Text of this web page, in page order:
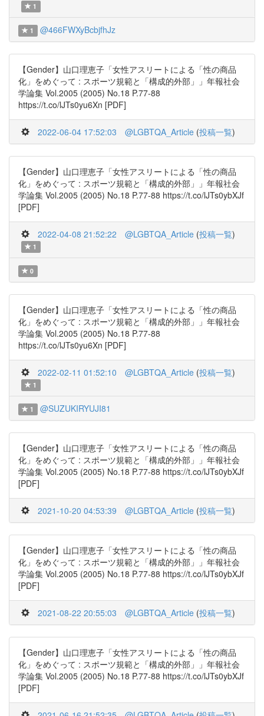
1
1 @466FWXyBcbjfhJz
【Gender】山口理恵子「女性アスリートによる「性の商品
化」をめぐって : スポーツ規範と「構成的外部」」年報社会
学論集 Vol.2005 (2005) No.18 P.77-88
https://t.co/lJTs0yu6Xn [PDF]
2022-06-04 17:52:03 @LGBTQA_Article (投稿一覧)
【Gender】山口理恵子「女性アスリートによる「性の商品
化」をめぐって : スポーツ規範と「構成的外部」」年報社会
学論集 Vol.2005 (2005) No.18 P.77-88 https://t.co/lJTs0ybXJf
[PDF]
2022-04-08 21:52:22 @LGBTQA_Article (投稿一覧)
1
0
【Gender】山口理恵子「女性アスリートによる「性の商品
化」をめぐって : スポーツ規範と「構成的外部」」年報社会
学論集 Vol.2005 (2005) No.18 P.77-88
https://t.co/lJTs0yu6Xn [PDF]
2022-02-11 01:52:10 @LGBTQA_Article (投稿一覧)
1
1 @SUZUKIRYUJI81
【Gender】山口理恵子「女性アスリートによる「性の商品
化」をめぐって : スポーツ規範と「構成的外部」」年報社会
学論集 Vol.2005 (2005) No.18 P.77-88 https://t.co/lJTs0ybXJf
[PDF]
2021-10-20 04:53:39 @LGBTQA_Article (投稿一覧)
【Gender】山口理恵子「女性アスリートによる「性の商品
化」をめぐって : スポーツ規範と「構成的外部」」年報社会
学論集 Vol.2005 (2005) No.18 P.77-88 https://t.co/lJTs0ybXJf
[PDF]
2021-08-22 20:55:03 @LGBTQA_Article (投稿一覧)
【Gender】山口理恵子「女性アスリートによる「性の商品
化」をめぐって : スポーツ規範と「構成的外部」」年報社会
学論集 Vol.2005 (2005) No.18 P.77-88 https://t.co/lJTs0ybXJf
[PDF]